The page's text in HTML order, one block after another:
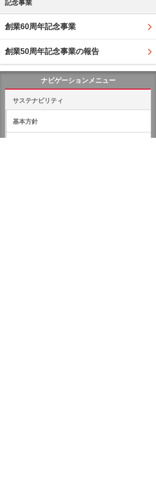
記念事業
創業60周年記念事業
創業50周年記念事業の報告
ナビゲーションメニュー
サステナビリティ
基本方針